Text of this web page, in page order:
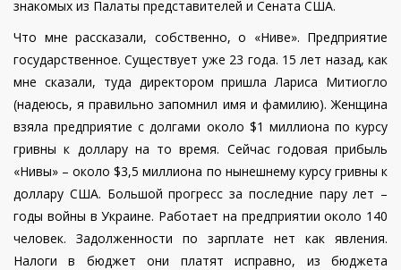
знакомых из Палаты представителей и Сената США.
Что мне рассказали, собственно, о «Ниве». Предприятие
государственное. Существует уже 23 года. 15 лет назад, как
мне сказали, туда директором пришла Лариса Митиогло
(надеюсь, я правильно запомнил имя и фамилию). Женщина
взяла предприятие с долгами около $1 миллиона по курсу
гривны к доллару на то время. Сейчас годовая прибыль
«Нивы» – около $3,5 миллиона по нынешнему курсу гривны к
доллару США. Большой прогресс за последние пару лет –
годы войны в Украине. Работает на предприятии около 140
человек. Задолженности по зарплате нет как явления.
Налоги в бюджет они платят исправно, из бюджета